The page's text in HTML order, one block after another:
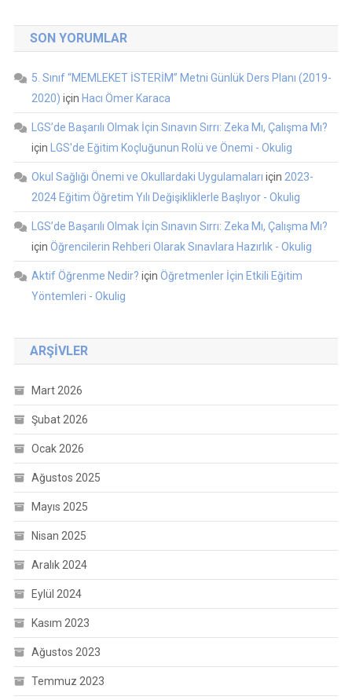
SON YORUMLAR
5. Sınıf “MEMLEKET İSTERİM” Metni Günlük Ders Planı (2019-
2020) için Hacı Ömer Karaca
LGS’de Başarılı Olmak İçin Sınavın Sırrı: Zeka Mı, Çalışma Mı?
için
LGS'de Eğitim Koçluğunun Rolü ve Önemi - Okulig
Okul Sağlığı Önemi ve Okullardaki Uygulamaları için 2023-
2024 Eğitim Öğretim Yılı Değişikliklerle Başlıyor - Okulig
LGS’de Başarılı Olmak İçin Sınavın Sırrı: Zeka Mı, Çalışma Mı?
için Öğrencilerin Rehberi Olarak Sınavlara Hazırlık - Okulig
Aktif Öğrenme Nedir? için Öğretmenler İçin Etkili Eğitim
Yöntemleri - Okulig
ARŞIVLER
Mart 2026
Şubat 2026
Ocak 2026
Ağustos 2025
Mayıs 2025
Nisan 2025
Aralık 2024
Eylül 2024
Kasım 2023
Ağustos 2023
Temmuz 2023